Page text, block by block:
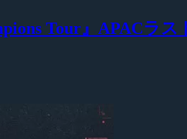
Tour』APACラ